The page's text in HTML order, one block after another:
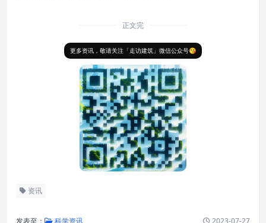
正文完
更多资讯，敬请关注「走访建筑」微信公众号😘
资讯
发表至： 科学资讯 2023-07-27